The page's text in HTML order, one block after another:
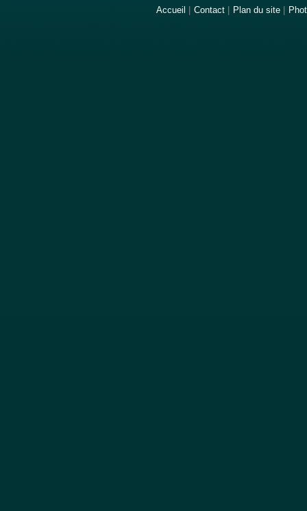
Accueil Contact Plan du site